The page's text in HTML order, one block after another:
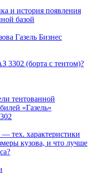
и история появления
базой
Газель Бизнес
3302 (борта с тентом)?
тентованной
«Газель»
— тех. характеристики
кузова, и что лучше